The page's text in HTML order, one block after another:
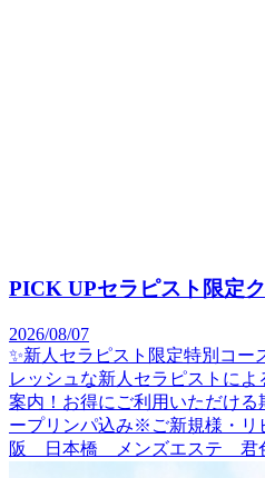
PICK UPセラピスト限定
2026/08/07
✨新人セラピスト限定特別コー
レッシュな新人セラピストに
案内！お得にご利用いただけ
ープリンパ込み※ご新規様・リ
阪 日本橋 メンズエステ 君色